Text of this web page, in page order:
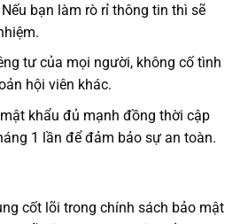
bạn làm rò rỉ thông tin thì sẽ
tư của mọi người, không cố tình
hội viên khác.
khẩu đủ mạnh đồng thời cập
1 lần để đảm bảo sự an toàn.
cốt lõi trong chính sách bảo mật